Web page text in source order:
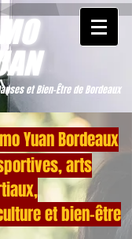
et Bien-Être de Bordeaux
Yuan Bordeaux
arts
et bien-être